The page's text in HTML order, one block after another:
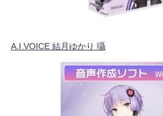
A.I.VOICE 結月ゆかり 囁